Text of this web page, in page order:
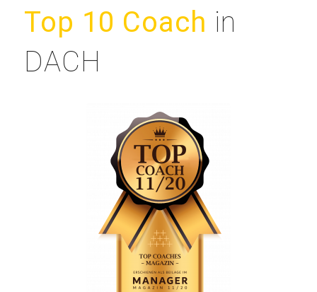
Top 10 Coach in
DACH